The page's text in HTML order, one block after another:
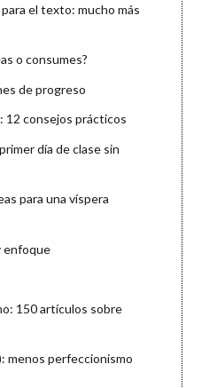
el texto: mucho más
o consumes?
de progreso
12 consejos prácticos
día de clase sin
para una víspera
enfoque
150 artículos sobre
menos perfeccionismo